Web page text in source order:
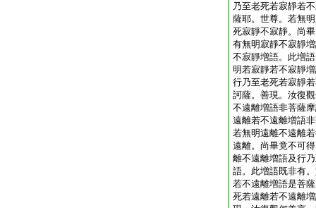
乃至老死若寂靜若
薩耶。世尊。若無
死寂靜不寂靜。尚
有無明寂靜不寂靜
不寂靜増語。此増
明若寂靜若不寂靜
行乃至老死若寂靜
訶薩。善現。汝復
不遠離増語非菩薩
遠離若不遠離増語
若無明遠離不遠離
遠離。尚畢竟不可
離不遠離増語及行
語。此増語既非有
若不遠離増語是菩
死若遠離若不遠離